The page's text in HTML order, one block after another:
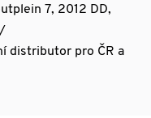
7, 2012 DD,
distributor pro ČR a